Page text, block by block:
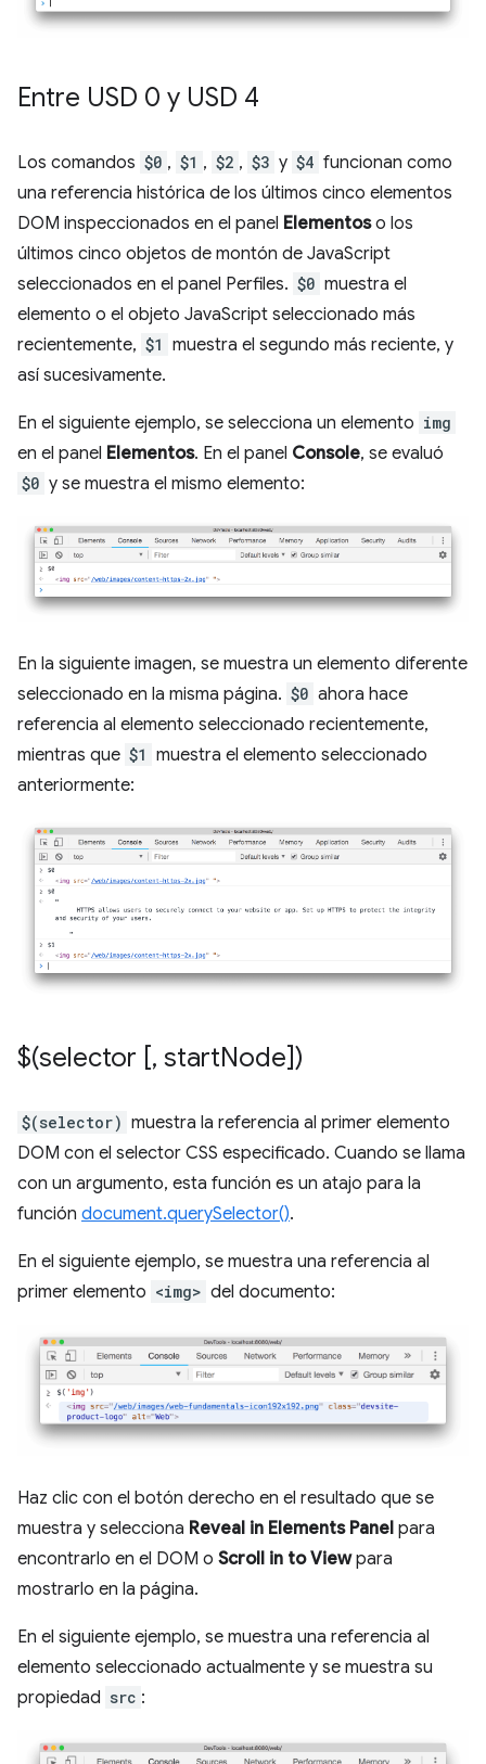
Entre USD 0 y USD 4
Los comandos $0 , $1 , $2 , $3 y $4 funcionan como
una referencia histórica de los últimos cinco elementos
DOM inspeccionados en el panel Elementoso los
últimos cinco objetos de montón de JavaScript
seleccionados en el panel Perfiles. $0 muestra el
elemento o el objeto JavaScript seleccionado más
recientemente, $1 muestra el segundo más reciente, y
así sucesivamente.
En el siguiente ejemplo, se selecciona un elemento img
en el panel Elementos. En el panel Console, se evaluó
$0 y se muestra el mismo elemento:
En la siguiente imagen, se muestra un elemento diferente
seleccionado en la misma página. $0 ahora hace
referencia al elemento seleccionado recientemente,
mientras que $1 muestra el elemento seleccionado
anteriormente:
$(selector [, startNode])
$(selector) muestra la referencia al primer elemento
DOM con el selector CSS especificado. Cuando se llama
con un argumento, esta función es un atajo para la
función document.querySelector().
En el siguiente ejemplo, se muestra una referencia al
primer elemento <img> del documento:
Haz clic con el botón derecho en el resultado que se
muestra y selecciona Reveal in Elements Panel para
encontrarlo en el DOM o Scroll in to Viewpara
mostrarlo en la página.
En el siguiente ejemplo, se muestra una referencia al
elemento seleccionado actualmente y se muestra su
propiedad src :